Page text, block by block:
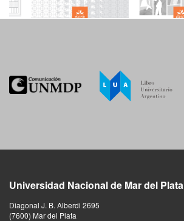
Universidad Nacional de Mar del Plata
Diagonal J. B. Alberdi 2695
(7600) Mar del Plata